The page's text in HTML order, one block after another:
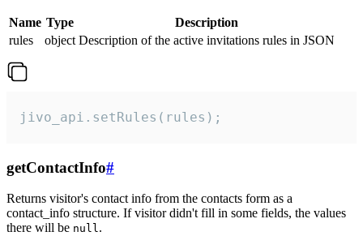
Name Type
Description
rules
object Description of the active invitations rules in JSON
jivo_api.setRules(rules);
getContactInfo#
Returns visitor's contact info from the contacts form as a
contact_info structure. If visitor didn't fill in some fields, the values
there will be null.